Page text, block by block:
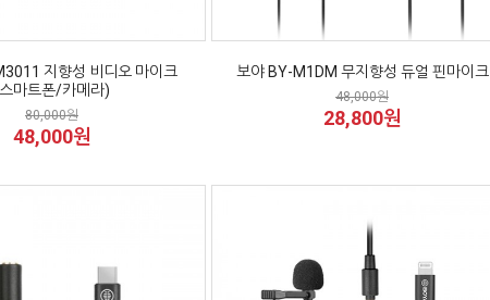
지향성 비디오 마이크
마트폰/카메라)
80,000원
48,000원
보야 BY-M1DM 무지향성 듀얼 핀마이크
48,000원
28,800원